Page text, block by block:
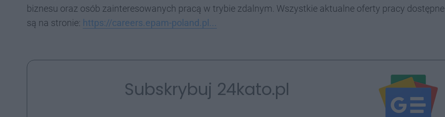
biznesu oraz osób zainteresowanych pracą w trybie zdalnym. Wszystkie aktualne oferty pracy dostępne
są na stronie: https://careers.epam-poland.pl...
Subskrybuj 24kato.pl